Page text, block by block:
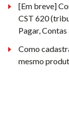
[Em breve]
CST 620
Pagar,
Como
mesmo